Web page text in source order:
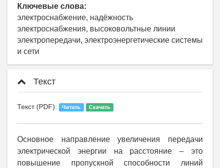
Ключевые слова:
электроснабжение, надёжность
электроснабжения, высоковольтные линии
электропередачи, электроэнергетические системы
и сети
Текст
Текст (PDF): Читать Скачать
Основное направление увеличения передачи
электрической энергии на расстояние – это
повышение пропускной способности линий